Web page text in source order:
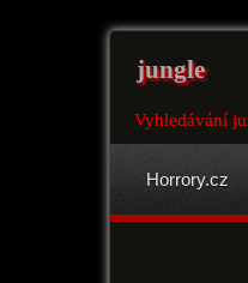
jungle
Vyhledávání
Horrory.cz